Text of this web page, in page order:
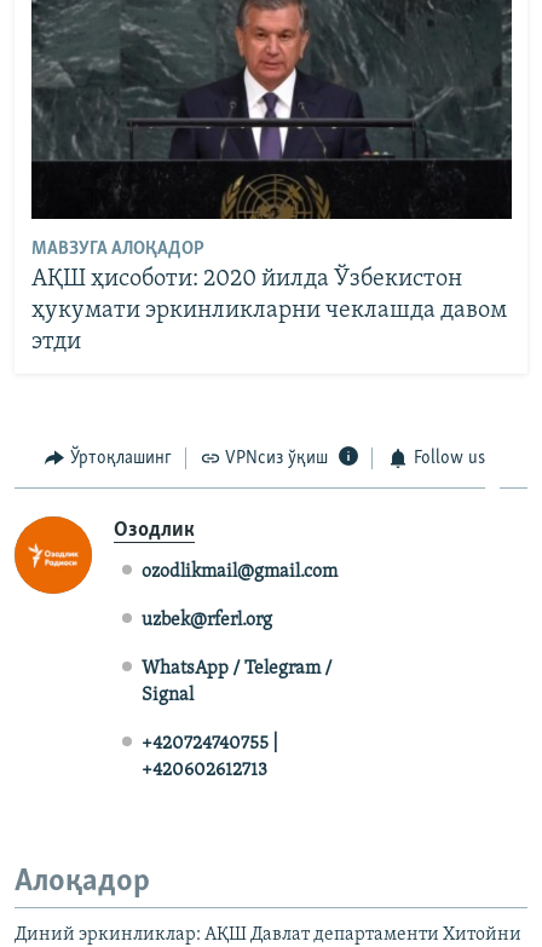
МАВЗУГА АЛОҚАДОР
АҚШ ҳисоботи: 2020 йилда Ўзбекистон
ҳукумати эркинликларни чеклашда давом
этди
Ўртоқлашинг VPNсиз ўқиш Follow us
Озодлик
ozodlikmail@gmail.com
uzbek@rferl.org
WhatsApp / Telegram /
Signal
+420724740755 |
+420602612713
Алоқадор
Диний эркинликлар: АҚШ Давлат департаменти Хитойни